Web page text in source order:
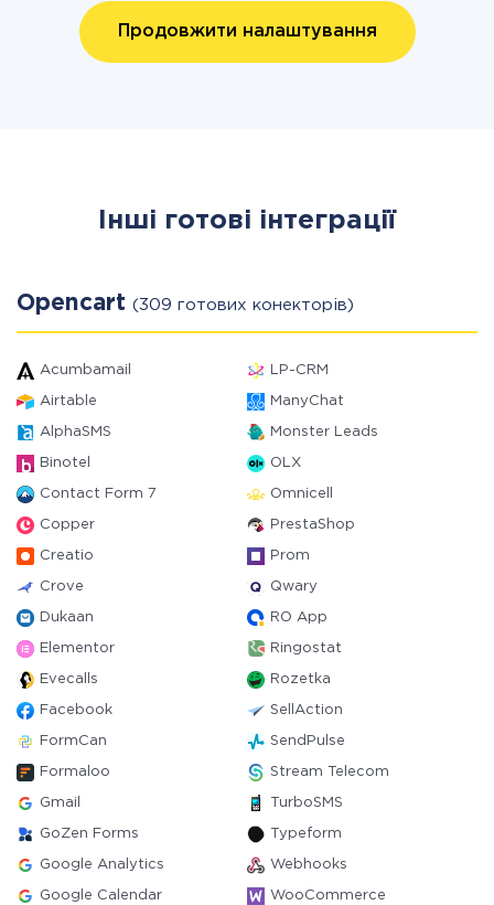
Продовжити налаштування
Інші готові інтеграції
Opencart (309 готових конекторів)
Acumbamail LP-CRM
Airtable ManyChat
AlphaSMS Monster Leads
Binotel OLX
Contact Form 7 Omnicell
Copper PrestaShop
Creatio Prom
Crove Qwary
Dukaan RO App
Elementor Ringostat
Evecalls Rozetka
Facebook SellAction
FormCan SendPulse
Formaloo Stream Telecom
Gmail TurboSMS
GoZen Forms Typeform
Google Analytics Webhooks
Google Calendar WooCommerce